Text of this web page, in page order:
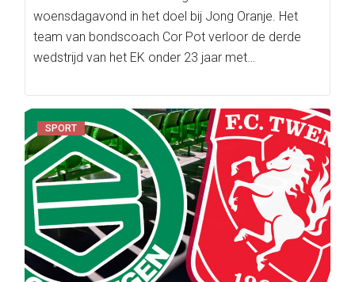
woensdagavond in het doel bij Jong Oranje. Het
team van bondscoach Cor Pot verloor de derde
wedstrijd van het EK onder 23 jaar met…
SPORT